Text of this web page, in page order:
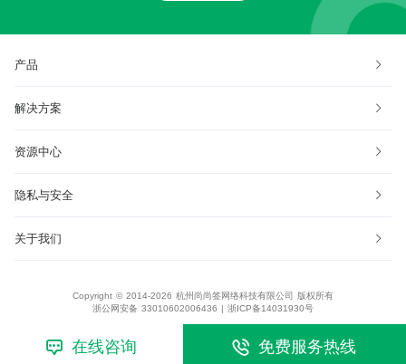
产品
解决方案
资源中心
隐私与安全
关于我们
Copyright © 2014-2026 杭州尚尚签网络科技有限公司 版权所有
浙公网安备 33010602006436 | 浙ICP备14031930号
在线咨询 免费服务热线